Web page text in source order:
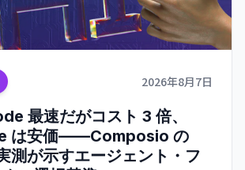
2026年8月7日
最速だがコスト 3 倍、
は安価——Composio の
測が示すエージェント・フ